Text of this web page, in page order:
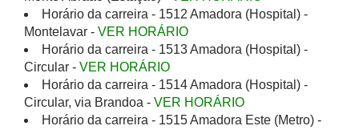
Horário da carreira - 1512 Amadora (Hospital) -
Montelavar - VER HORÁRIO
Horário da carreira - 1513 Amadora (Hospital) -
Circular - VER HORÁRIO
Horário da carreira - 1514 Amadora (Hospital) -
Circular, via Brandoa - VER HORÁRIO
Horário da carreira - 1515 Amadora Este (Metro) -